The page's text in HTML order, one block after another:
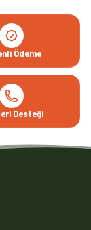
Ödeme
Desteği